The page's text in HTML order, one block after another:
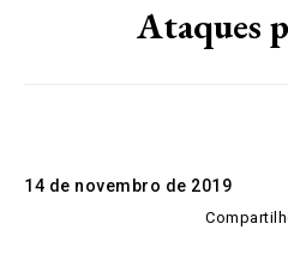
Ataques
14 de novembro de 2019